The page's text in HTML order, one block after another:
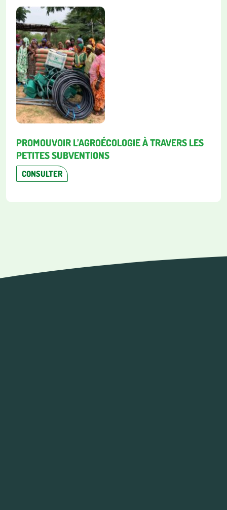
PROMOUVOIR L’AGROÉCOLOGIE À TRAVERS LES
PETITES SUBVENTIONS
CONSULTER